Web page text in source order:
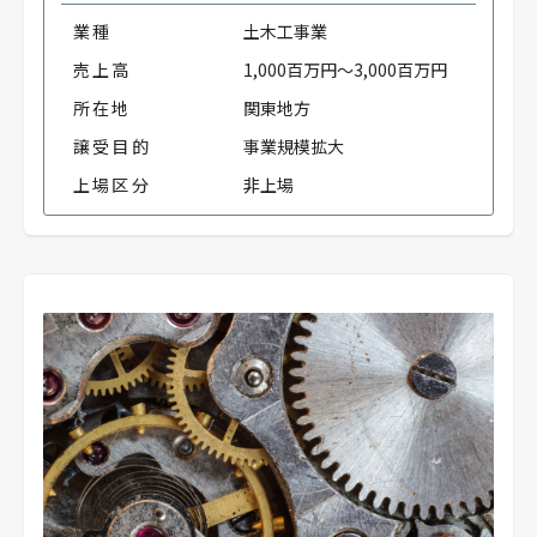
業種
土木工事業
売上高
1,000百万円～3,000百万円
所在地
関東地方
譲受目的
事業規模拡大
上場区分
非上場